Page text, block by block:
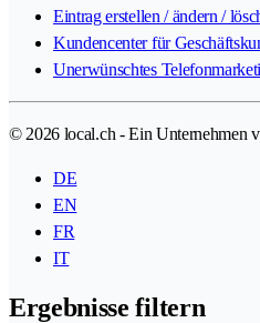
Eintrag erstellen / ändern /
Kundencenter für
Unerwünschtes
© 2026 local.ch - Ein Unternehmen
DE
EN
FR
IT
Ergebnisse filtern